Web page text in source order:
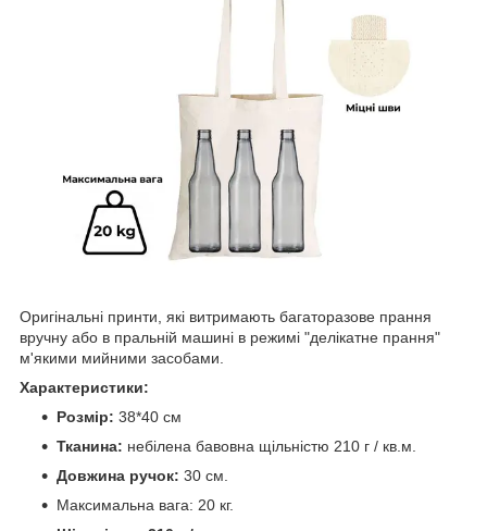
Оригінальні принти, які витримають багаторазове прання
вручну або в пральній машині в режимі "делікатне прання"
м'якими мийними засобами.
Характеристики:
Розмір: 38*40 см
Тканина: небілена бавовна щільністю 210 г / кв.м.
Довжина ручок: 30 см.
Максимальна вага: 20 кг.